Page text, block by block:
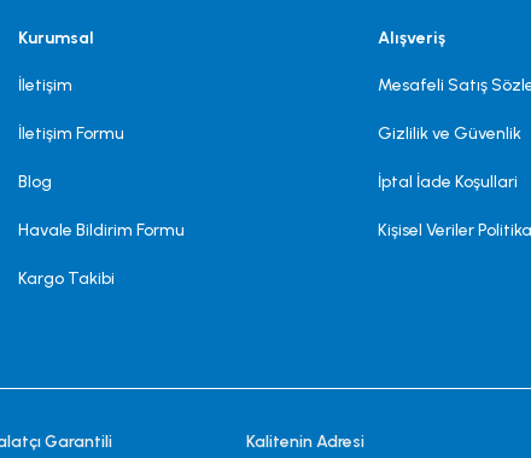
Kurumsal
İletişim
İletişim Formu
Blog
Havale Bildirim Formu
Kargo Takibi
Alışveriş
Mesafeli Satış
Gizlilik ve Güvenlik
İptal İade Koşullari
Kişisel Veriler
Garantili Kalitenin Adresi